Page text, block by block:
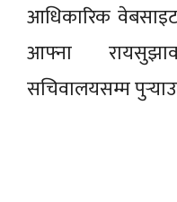
आधिकारिक
आफ्ना
सचिवालयसम्म